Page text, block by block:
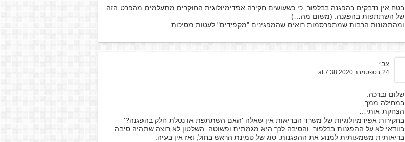
בטח אין נדבקים בהפגנה בבלפור, כי כשעושים חקירה אפדימיולוגית החוקרים מתעלמים מהפרט הזה
של השתתפות בהפגנה. (משום מה…)
ומהתמונות הרבות שמתפרסמות רואים שהמפגינים "מקפידים" לעטות מסיכות.
צבי
24 בספטמבר 2020 at 7:38
שלום וברכה.
במחילה ממך,
הצחקת אותי…
בחקירות אפידמיולוגיות של משרד הבריאות אין שאלה 'האם השתתפת או נטלת חלק בהפגנה?'
בוודאי לא על ההפגנות בבלפור. והסיבה לכך היא מגמתית ופשוטה. השלטון לא רוצה שתהיה סיבה
בריאותית משמעותית למנוע את ההפגנות. סוג של טמינת הראש בחול, ואז אין בעיה.